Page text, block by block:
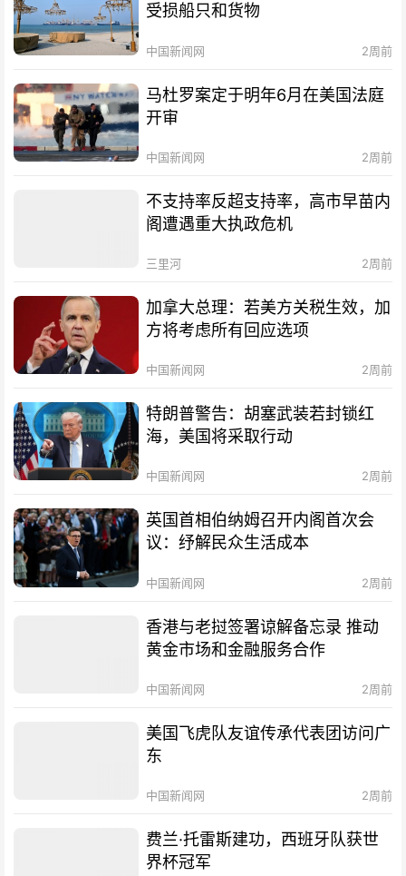
受损船只和货物
中国新闻网 2周前
马杜罗案定于明年6月在美国法庭
开审
中国新闻网 2周前
不支持率反超支持率，高市早苗内
阁遭遇重大执政危机
三里河 2周前
加拿大总理：若美方关税生效，加
方将考虑所有回应选项
中国新闻网 2周前
特朗普警告：胡塞武装若封锁红
海，美国将采取行动
中国新闻网 2周前
英国首相伯纳姆召开内阁首次会
议：纾解民众生活成本
中国新闻网 2周前
香港与老挝签署谅解备忘录 推动
黄金市场和金融服务合作
中国新闻网 2周前
美国飞虎队友谊传承代表团访问广
东
中国新闻网 2周前
费兰·托雷斯建功，西班牙队获世
界杯冠军